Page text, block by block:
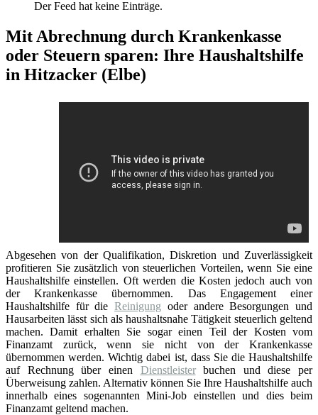
Der Feed hat keine Einträge.
Mit Abrechnung durch Krankenkasse
oder Steuern sparen: Ihre Haushaltshilfe
in Hitzacker (Elbe)
Abgesehen von der Qualifikation, Diskretion und Zuverlässigkeit
profitieren Sie zusätzlich von steuerlichen Vorteilen, wenn Sie eine
Haushaltshilfe einstellen. Oft werden die Kosten jedoch auch von
der Krankenkasse übernommen. Das Engagement einer
Haushaltshilfe für dieReinigung oder andere Besorgungen und
Hausarbeiten lässt sich als haushaltsnahe Tätigkeit steuerlich geltend
machen. Damit erhalten Sie sogar einen Teil der Kosten vom
Finanzamt zurück, wenn sie nicht von der Krankenkasse
übernommen werden. Wichtig dabei ist, dass Sie die Haushaltshilfe
auf Rechnung über einen Dienstleisterbuchen und diese per
Überweisung zahlen. Alternativ können Sie Ihre Haushaltshilfe auch
innerhalb eines sogenannten Mini-Job einstellen und dies beim
Finanzamt geltend machen.